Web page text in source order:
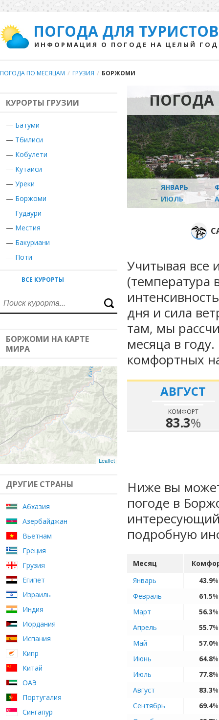
ПОГОДА ДЛЯ ТУРИСТОВ
ИНФОРМАЦИЯ О ПОГОДЕ НА ЦЕЛЫЙ ГОД
ПОГОДА ПО МЕСЯЦАМ / ГРУЗИЯ / БОРЖОМИ
КУРОРТЫ ГРУЗИИ
— Батуми
— Тбилиси
— Кобулети
— Кутаиси
— Уреки
— Боржоми
— Гудаури
— Местия
— Бакуриани
— Поти
ВСЕ КУРОРТЫ
БОРЖОМИ НА КАРТЕ
МИРА
Leaflet
ДРУГИЕ СТРАНЫ
Абхазия
Азербайджан
Вьетнам
Греция
Грузия
Египет
Израиль
Индия
Иордания
Испания
Кипр
Китай
ОАЭ
Португалия
Сингапур
— ЯНВАРЬ —
— ИЮЛЬ —
Учитывая все
(температура
дня и сила
там, мы
месяца в
комфортных
АВГУСТ
КОМФОРТ
83.3%
Ниже вы
погоде в
подробную
Месяц
Январь
43.9%
Февраль
61.5%
Март
56.3%
Апрель
55.7%
Май
57.0%
Июнь
64.8%
Июль
77.8%
Август
83.3%
Сентябрь
69.4%